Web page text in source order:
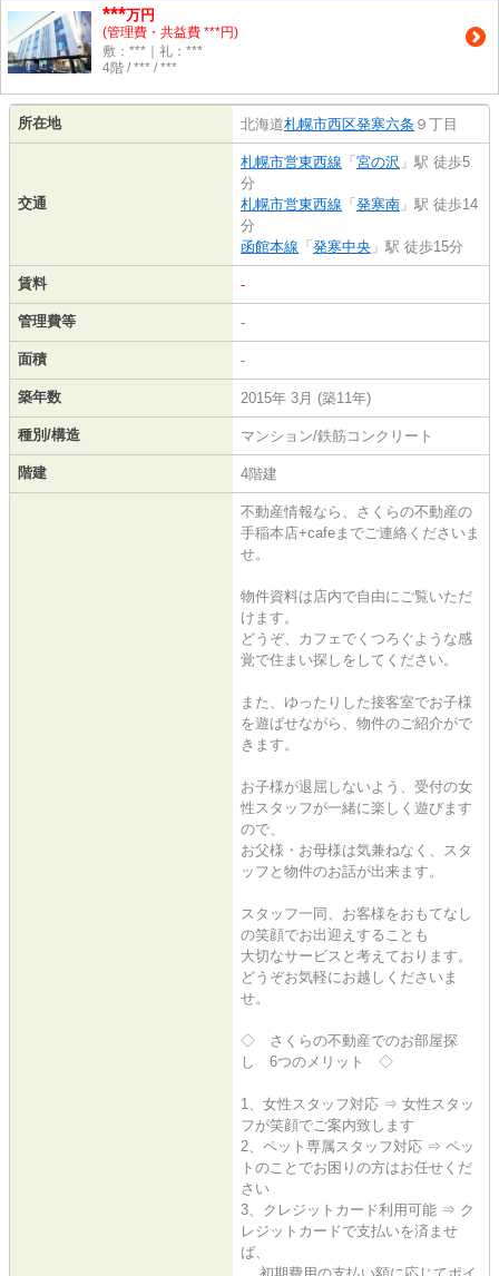
***万円
(管理費・共益費 ***円)
敷：***｜礼：***
4階 / *** / ***
所在地 北海道札幌市西区発寒六条 ９丁目
交通
札幌市営東西線 「宮の沢 」駅 徒歩5
分
札幌市営東西線 「発寒南 」駅 徒歩14
分
函館本線 「発寒中央 」駅 徒歩15分
賃料 -
管理費等 -
面積 -
築年数 2015年 3月 (築11年)
種別/構造 マンション/鉄筋コンクリート
階建 4階建
不動産情報なら、さくらの不動産の
手稲本店+cafeまでご連絡くださいま
せ。
物件資料は店内で自由にご覧いただ
けます。
どうぞ、カフェでくつろぐような感
覚で住まい探しをしてください。
また、ゆったりした接客室でお子様
を遊ばせながら、物件のご紹介がで
きます。
お子様が退屈しないよう、受付の女
性スタッフが一緒に楽しく遊びます
ので、
お父様・お母様は気兼ねなく、スタ
ッフと物件のお話が出来ます。
スタッフ一同、お客様をおもてなし
の笑顔でお出迎えすることも
大切なサービスと考えております。
どうぞお気軽にお越しくださいま
せ。
◇ さくらの不動産でのお部屋探
し 6つのメリット ◇
1、女性スタッフ対応 ⇒ 女性スタッ
フが笑顔でご案内致します
2、ペット専属スタッフ対応 ⇒ ペッ
トのことでお困りの方はお任せくだ
さい
3、クレジットカード利用可能 ⇒ ク
レジットカードで支払いを済ませ
ば、